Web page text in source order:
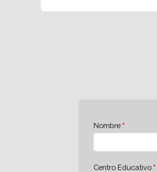
Nombre
Centro Educativo